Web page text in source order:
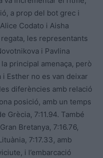
a prop del bot grec i
Codato i Aisha
les representants
i Pavlina
principal amenaça, però
Esther no es van deixar
diferències amb relació
posició, amb un temps
Grècia, 7:11.94. També
Bretanya, 7:16.76,
7:17.33, amb
i l’embarcació